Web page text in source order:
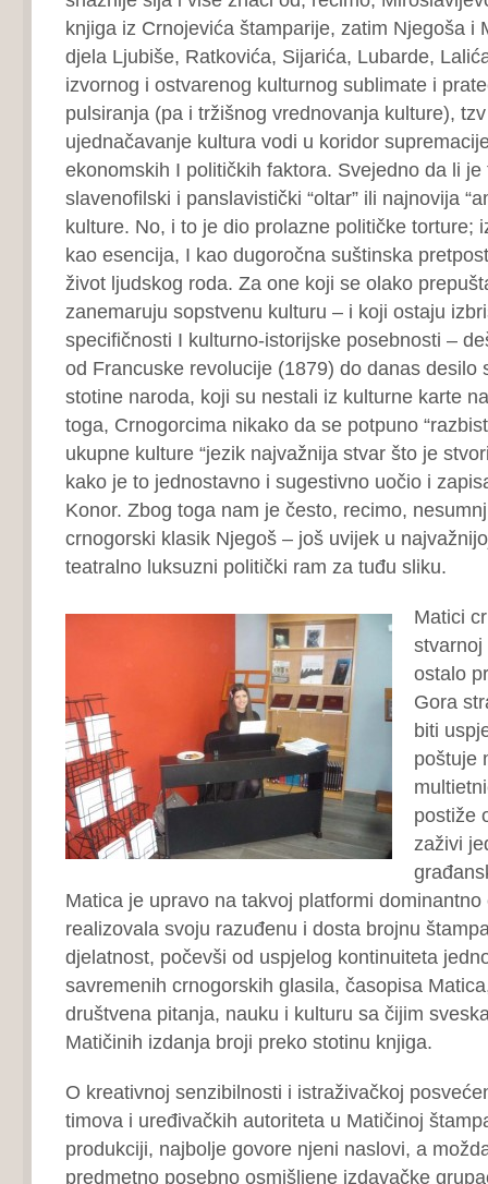
knjiga iz Crnojevića štamparije, zatim Njegoša i
djela Ljubiše, Ratkovića, Sijarića, Lubarde,
izvornog i ostvarenog kulturnog sublimate i
pulsiranja (pa i tržišnog vrednovanja kulture),
ujednačavanje kultura vodi u koridor
ekonomskih I političkih faktora. Svejedno da li
slavenofilski i panslavistički “oltar” ili najnovija
kulture. No, i to je dio prolazne političke torture;
kao esencija, I kao dugoročna suštinska
život ljudskog roda. Za one koji se olako
zanemaruju sopstvenu kulturu – i koji ostaju
specifičnosti I kulturno-istorijske posebnosti –
od Francuske revolucije (1879) do danas desilo
stotine naroda, koji su nestali iz kulturne karte
toga, Crnogorcima nikako da se potpuno
ukupne kulture “jezik najvažnija stvar što je
kako je to jednostavno i sugestivno uočio i
Konor. Zbog toga nam je često, recimo,
crnogorski klasik Njegoš – još uvijek u
teatralno luksuzni politički ram za tuđu sliku.
Matici
stvarnoj
ostalo
Gora
biti
poštuje
postiže
zaživi
Matica je upravo na takvoj platformi dominantno
realizovala svoju razuđenu i dosta brojnu
djelatnost, počevši od uspjelog kontinuiteta
savremenih crnogorskih glasila, časopisa
društvena pitanja, nauku i kulturu sa čijim
Matičinih izdanja broji preko stotinu knjiga.
O kreativnoj senzibilnosti i istraživačkoj
timova i uređivačkih autoriteta u Matičinoj
produkciji, najbolje govore njeni naslovi, a
predmetno posebno osmišljene izdavačke